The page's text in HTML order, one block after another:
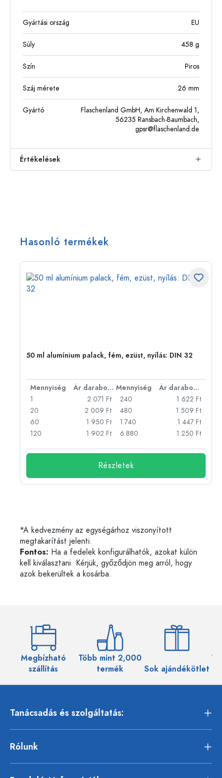
Gyártási ország EU
Súly 458 g
Szín Piros
Száj mérete 26 mm
Gyártó
Flaschenland GmbH, Am Kirchenwald 1,
56235 Ransbach-Baumbach,
gpsr@flaschenland.de
Értékelések
Hasonló termékek
50 ml alumínium palack, fém, ezüst, nyílás: DIN 32
Mennyiség Ár darabonként Mennyiség
Ár darabonként
1
2 071 Ft
20
2 009 Ft
60
1 950 Ft
120
1 902 Ft
240
1 622 Ft
480
1 509 Ft
1.740
1 447 Ft
6.880
1 250 Ft
Részletek
*A kedvezmény az egységárhoz viszonyított
megtakarítást jelenti.
Fontos: Ha a fedelek konfigurálhatók, azokat külön
kell kiválasztani. Kérjük, győződjön meg arról, hogy
azok bekerültek a kosárba.
Megbízható
szállítás
Több mint 2,000
termék
Sok ajándékötlet
Tanácsadás és szolgáltatás:
Rólunk